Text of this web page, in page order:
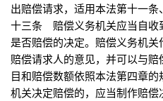
出赔偿请求，适用本法第十
十三条 赔偿义务机关应当自收
是否赔偿的决定。赔偿义务机
赔偿请求人的意见，并可以与
目和赔偿数额依照本法第四
机关决定赔偿的，应当制作赔